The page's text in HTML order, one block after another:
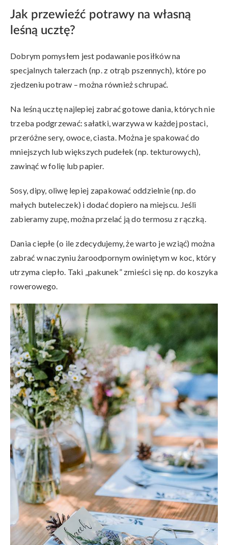
Jak przewieźć potrawy na własną
leśną ucztę?
Dobrym pomysłem jest podawanie posiłków na
specjalnych talerzach (np. z otrąb pszennych), które po
zjedzeniu potraw – można również schrupać.
Na leśną ucztę najlepiej zabrać gotowe dania, których nie
trzeba podgrzewać: sałatki, warzywa w każdej postaci,
przeróżne sery, owoce, ciasta. Można je spakować do
mniejszych lub większych pudełek (np. tekturowych),
zawinąć w folię lub papier.
Sosy, dipy, oliwę lepiej zapakować oddzielnie (np. do
małych buteleczek) i dodać dopiero na miejscu. Jeśli
zabieramy zupę, można przelać ją do termosu z rączką.
Dania ciepłe (o ile zdecydujemy, że warto je wziąć) można
zabrać w naczyniu żaroodpornym owiniętym w koc, który
utrzyma ciepło. Taki „pakunek” zmieści się np. do koszyka
rowerowego.